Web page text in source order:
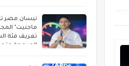
نيسان مصر
ماجنيت"
تعريف فئة
المدمجة